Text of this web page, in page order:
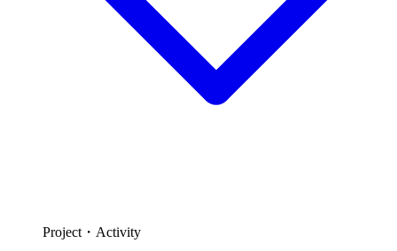
Project・Activity